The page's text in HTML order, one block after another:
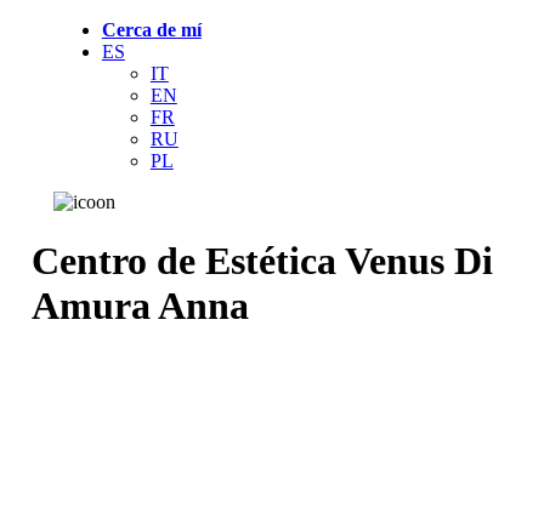
Cerca de mí
ES
IT
EN
FR
RU
PL
Centro de Estética Venus Di
Amura Anna